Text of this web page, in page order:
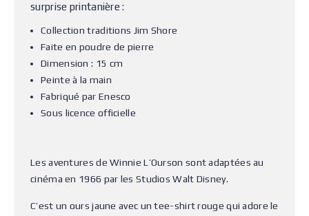
surprise printanière :
Collection traditions Jim Shore
Faite en poudre de pierre
Dimension : 15 cm
Peinte à la main
Fabriqué par Enesco
Sous licence officielle
Les aventures de Winnie L’Ourson sont adaptées au
cinéma en 1966 par les Studios Walt Disney.
C’est un ours jaune avec un tee-shirt rouge qui adore le